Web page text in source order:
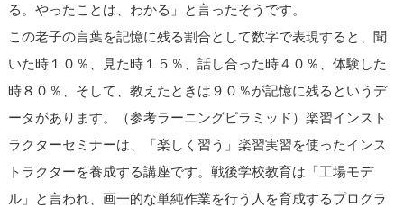
る。やったことは、わかる」と言ったそうです。
この老子の言葉を記憶に残る割合として数字で表現すると、聞
いた時１０％、見た時１５％、話し合った時４０％、体験した
時８０％、そして、教えたときは９０％が記憶に残るというデ
ータがあります。（参考ラーニングピラミッド）楽習インスト
ラクターセミナーは、「楽しく習う」楽習実習を使ったインス
トラクターを養成する講座です。戦後学校教育は「工場モデ
ル」と言われ、画一的な単純作業を行う人を育成するプログラ